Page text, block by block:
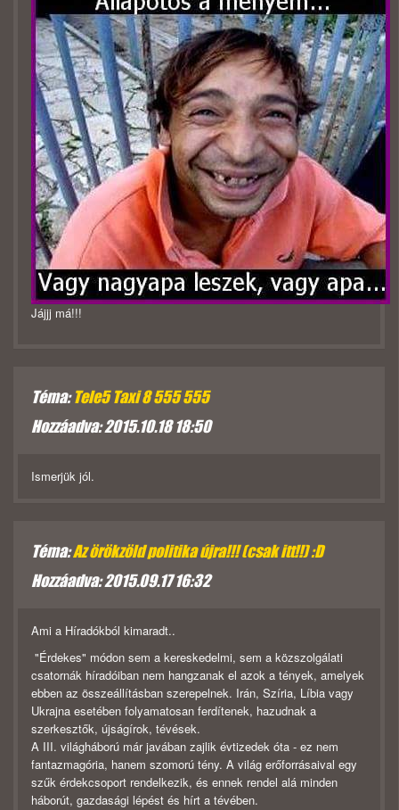
Jájjj má!!!
Téma:Tele5 Taxi 8 555 555
Hozzáadva: 2015.10.18 18:50
Ismerjük jól.
Téma:Az örökzöld politika újra!!! (csak itt!!) :D
Hozzáadva: 2015.09.17 16:32
Ami a Híradókból kimaradt..
"Érdekes" módon sem a kereskedelmi, sem a közszolgálati
csatornák híradóiban nem hangzanak el azok a tények, amelyek
ebben az összeállításban szerepelnek. Irán, Szíria, Líbia vagy
Ukrajna esetében folyamatosan ferdítenek, hazudnak a
szerkesztők, újságírok, tévések.
A III. világháború már javában zajlik évtizedek óta - ez nem
fantazmagória, hanem szomorú tény. A világ erőforrásaival egy
szűk érdekcsoport rendelkezik, és ennek rendel alá minden
háborút, gazdasági lépést és hírt a tévében.